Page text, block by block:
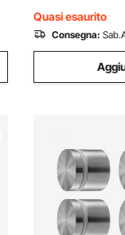
Morsetto
Quasi esaurito
Consegna: